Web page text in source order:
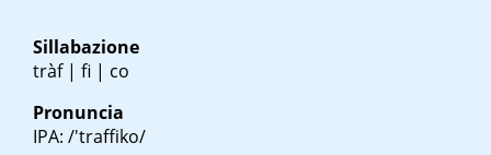
Sillabazione
tràf | fi | co
Pronuncia
IPA: /'traffiko/